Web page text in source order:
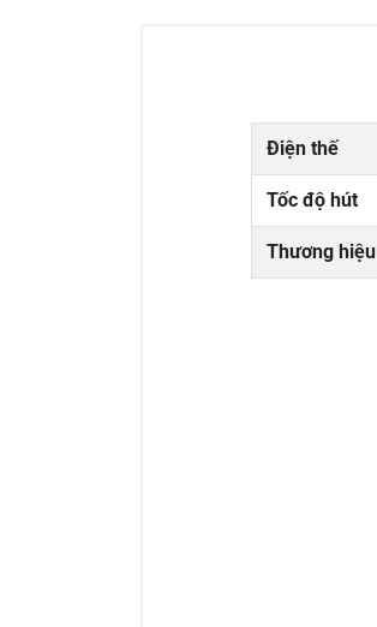
Điện thế
Tốc độ hút
Thương hiệu